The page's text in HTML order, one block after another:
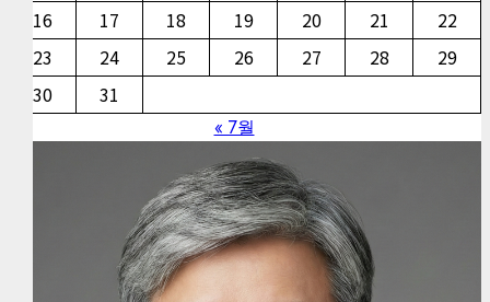
16
17 18 19 20 21
22
23
24 25 26 27 28
29
30
31
« 7월